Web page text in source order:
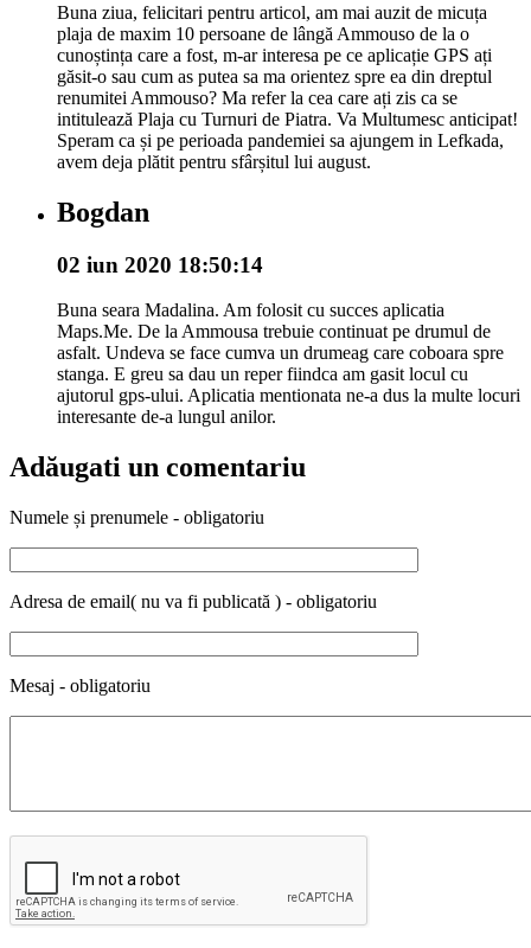
Buna ziua, felicitari pentru articol, am mai auzit de micuța
plaja de maxim 10 persoane de lângă Ammouso de la o
cunoștința care a fost, m-ar interesa pe ce aplicație GPS ați
găsit-o sau cum as putea sa ma orientez spre ea din dreptul
renumitei Ammouso? Ma refer la cea care ați zis ca se
intitulează Plaja cu Turnuri de Piatra. Va Multumesc anticipat!
Speram ca și pe perioada pandemiei sa ajungem in Lefkada,
avem deja plătit pentru sfârșitul lui august.
Bogdan
02 iun 2020 18:50:14
Buna seara Madalina. Am folosit cu succes aplicatia
Maps.Me. De la Ammousa trebuie continuat pe drumul de
asfalt. Undeva se face cumva un drumeag care coboara spre
stanga. E greu sa dau un reper fiindca am gasit locul cu
ajutorul gps-ului. Aplicatia mentionata ne-a dus la multe locuri
interesante de-a lungul anilor.
Adăugati un comentariu
Numele și prenumele - obligatoriu
Adresa de email( nu va fi publicată ) - obligatoriu
Mesaj - obligatoriu